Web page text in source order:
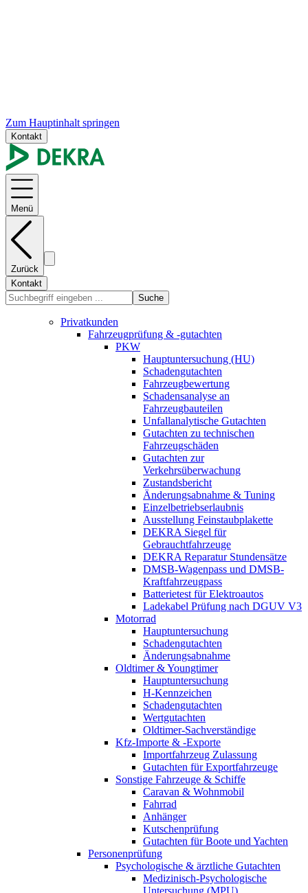
Zum Hauptinhalt springen
Kontakt
Menü
Zurück
Kontakt
Suche
Privatkunden
Fahrzeugprüfung & -gutachten
PKW
Hauptuntersuchung (HU)
Schadengutachten
Fahrzeugbewertung
Schadensanalyse an
Fahrzeugbauteilen
Unfallanalytische Gutachten
Gutachten zu technischen
Fahrzeugschäden
Gutachten zur
Verkehrsüberwachung
Zustandsbericht
Änderungsabnahme & Tuning
Einzelbetriebserlaubnis
Ausstellung Feinstaubplakette
DEKRA Siegel für
Gebrauchtfahrzeuge
DEKRA Reparatur Stundensätze
DMSB-Wagenpass und DMSB-
Kraftfahrzeugpass
Batterietest für Elektroautos
Ladekabel Prüfung nach DGUV V3
Motorrad
Hauptuntersuchung
Schadengutachten
Änderungsabnahme
Oldtimer & Youngtimer
Hauptuntersuchung
H-Kennzeichen
Schadengutachten
Wertgutachten
Oldtimer-Sachverständige
Kfz-Importe & -Exporte
Importfahrzeug Zulassung
Gutachten für Exportfahrzeuge
Sonstige Fahrzeuge & Schiffe
Caravan & Wohnmobil
Fahrrad
Anhänger
Kutschenprüfung
Gutachten für Boote und Yachten
Personenprüfung
Psychologische & ärztliche Gutachten
Medizinisch-Psychologische
Untersuchung (MPU)